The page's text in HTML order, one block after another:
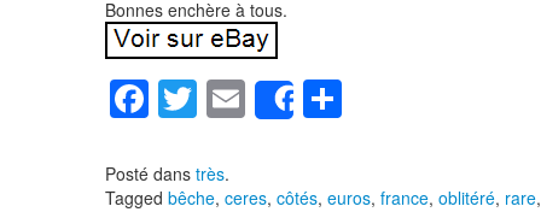
Bonnes enchère à tous.
F
c
T
tt
E
m
Share
Posté dans très.
Tagged bêche, ceres, côtés, euros, france, oblitéré, rare,